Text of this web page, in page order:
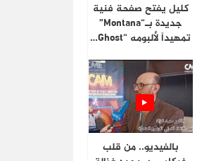
كليل يفتح صفحة فنية
جديدة بـ“Montana”
تمهيداً لألبومه “Ghost…
بالفيديو.. من قلب